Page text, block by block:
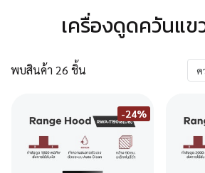
เครื่องดูดควันแ
พบสินค้า 26 ชิ้น ค
-24%